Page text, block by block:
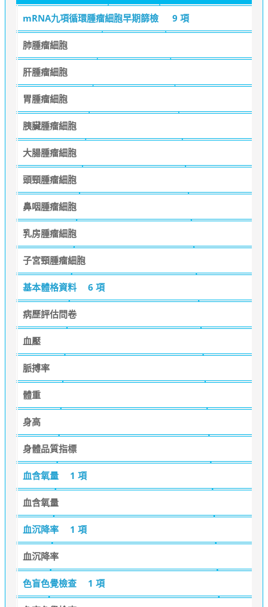
mRNA九項循環腫瘤細胞早期篩檢 9 項
肺腫瘤細胞
肝腫瘤細胞
胃腫瘤細胞
胰臟腫瘤細胞
大腸腫瘤細胞
頭頸腫瘤細胞
鼻咽腫瘤細胞
乳房腫瘤細胞
子宮頸腫瘤細胞
基本體格資料 6 項
病歷評估問卷
血壓
脈搏率
體重
身高
身體品質指標
血含氧量 1 項
血含氧量
血沉降率 1 項
血沉降率
色盲色覺檢查 1 項